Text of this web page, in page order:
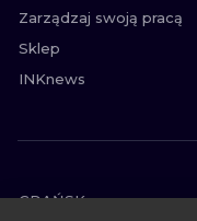
Zarządzaj swoją pracą
Sklep
INKnews
GDAŃSK